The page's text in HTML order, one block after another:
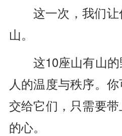
这一次，我们
山。
这10座山有山
人的温度与秩序。
交给它们，只需要
的心。